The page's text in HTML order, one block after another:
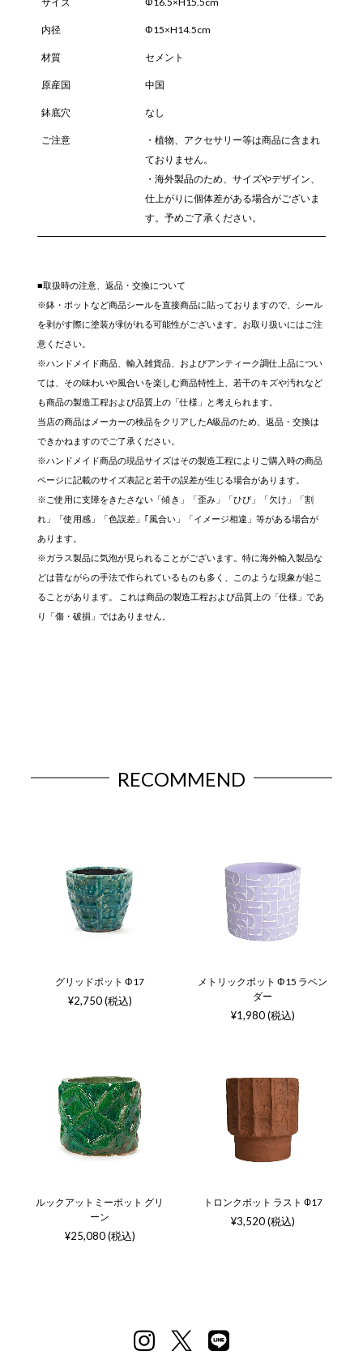
内径 Φ15×H14.5cm
材質 セメント
原産国 中国
鉢底穴 なし
ご注意
・植物、アクセサリー等は商品に含まれ
ておりません。
・海外製品のため、サイズやデザイン、
仕上がりに個体差がある場合がございま
す。予めご了承ください。
■取扱時の注意、返品・交換について
※鉢・ポットなど商品シールを直接商品に貼っておりますので、シール
を剥がす際に塗装が剥がれる可能性がございます。お取り扱いにはご注
意ください。
※ハンドメイド商品、輸入雑貨品、およびアンティーク調仕上品につい
ては、その味わいや風合いを楽しむ商品特性上、若干のキズや汚れなど
も商品の製造工程および品質上の「仕様」と考えられます。
当店の商品はメーカーの検品をクリアしたA級品のため、返品・交換は
できかねますのでご了承ください。
※ハンドメイド商品の現品サイズはその製造工程によりご購入時の商品
ページに記載のサイズ表記と若干の誤差が生じる場合があります。
※ご使用に支障をきたさない「傾き」「歪み」「ひび」「欠け」「割
れ」「使用感」「色誤差」｢風合い」「イメージ相違」等がある場合が
あります。
※ガラス製品に気泡が見られることがございます。特に海外輸入製品な
どは昔ながらの手法で作られているものも多く、このような現象が起こ
ることがあります。 これは商品の製造工程および品質上の「仕様」であ
り「傷・破損」ではありません。
RECOMMEND
グリッドポット Φ17
¥2,750 (税込)
メトリックポット Φ15 ラベン
ダー
¥1,980 (税込)
ルックアットミーポット グリ
ーン
¥25,080 (税込)
トロンクポット ラスト Ф17
¥3,520 (税込)